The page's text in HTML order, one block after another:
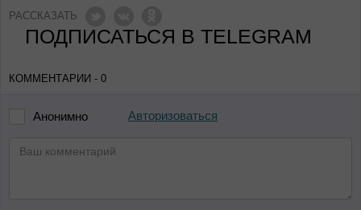
РАССКАЗАТЬ
ПОДПИСАТЬСЯ В TELEGRAM
КОММЕНТАРИИ - 0
Анонимно Авторизоваться